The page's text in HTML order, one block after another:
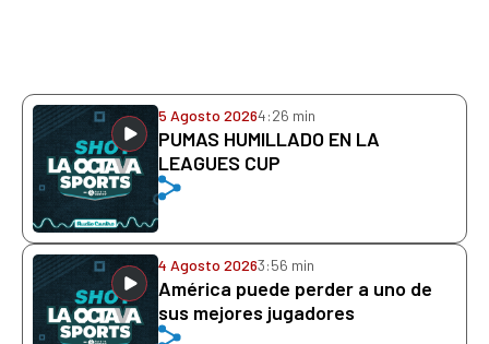
5 Agosto 20264:26 min
PUMAS HUMILLADO EN LA
LEAGUES CUP
4 Agosto 20263:56 min
América puede perder a uno de
sus mejores jugadores